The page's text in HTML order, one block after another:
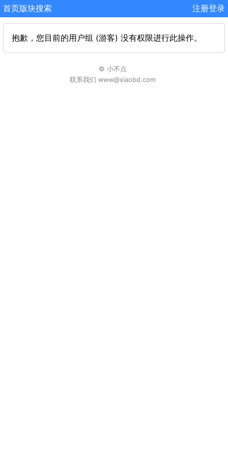
首页版块搜索 注册登录
抱歉，您目前的用户组 (游客) 没有权限进行此操作。
© 小不点
联系我们 www@xiaobd.com